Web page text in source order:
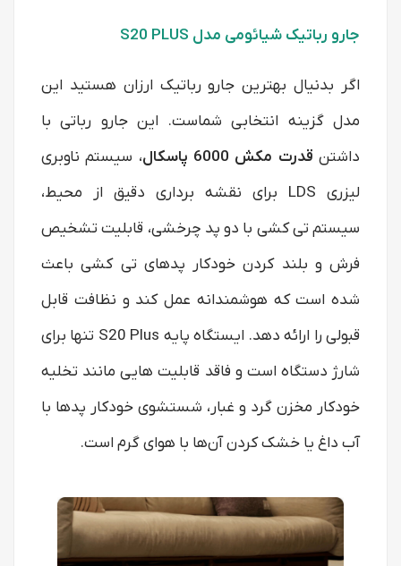
جارو رباتیک شیائومی مدل S20 PLUS
اگر بدنیال بهترین جارو رباتیک ارزان هستید این
مدل گزینه انتخابی شماست. این جارو رباتی با
داشتن قدرت مکش 6000 پاسکال
، سیستم ناوبری
لیزری LDS برای نقشه برداری دقیق از محیط،
سیستم تی کشی با دو پد چرخشی، قابلیت تشخیص
فرش و بلند کردن خودکار پدهای تی‌ کشی باعث
شده است که هوشمندانه عمل کند و نظافت قابل
قبولی را ارائه دهد. ایستگاه پایه S20 Plus تنها برای
شارژ دستگاه است و فاقد قابلیت‌ هایی مانند تخلیه
خودکار مخزن گرد و غبار، شستشوی خودکار پدها با
آب داغ یا خشک کردن آن‌ها با هوای گرم است.